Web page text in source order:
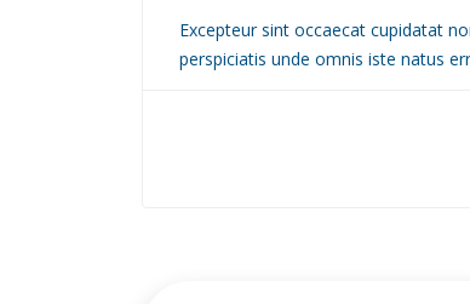
Excepteur sint occaecat cupidatat
perspiciatis unde omnis iste natus